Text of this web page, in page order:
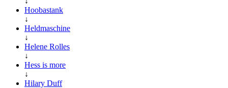
Hoobastank
↓
Heldmaschine
↓
Helene Rolles
↓
Hess is more
↓
Hilary Duff